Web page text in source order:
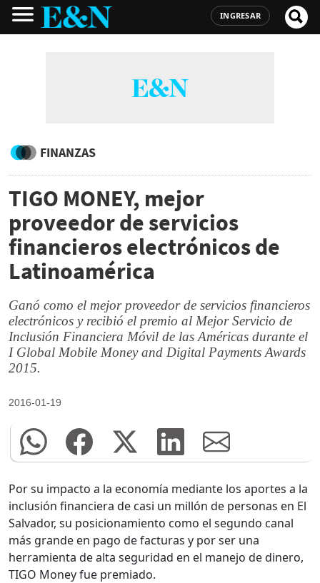
INGRESAR
FINANZAS
TIGO MONEY, mejor
proveedor de servicios
financieros electrónicos de
Latinoamérica
Ganó como el mejor proveedor de servicios financieros
electrónicos y recibió el premio al Mejor Servicio de
Inclusión Financiera Móvil de las Américas durante el
I Global Mobile Money and Digital Payments Awards
2015.
2016-01-19
Por su impacto a la economía mediante los aportes a la
inclusión financiera de casi un millón de personas en El
Salvador, su posicionamiento como el segundo canal
más grande en pago de facturas y por ser una
herramienta de alta seguridad en el manejo de dinero,
TIGO Money fue premiado.